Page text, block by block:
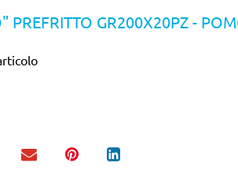
PREFRITTO GR200X20PZ -